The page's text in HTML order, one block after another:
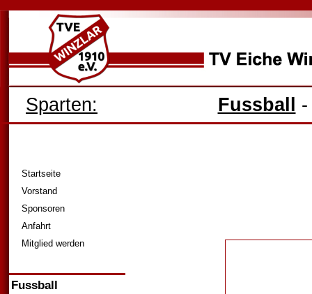
Sparten: Fussball
Startseite
Vorstand
Sponsoren
Anfahrt
Mitglied werden
Fussball